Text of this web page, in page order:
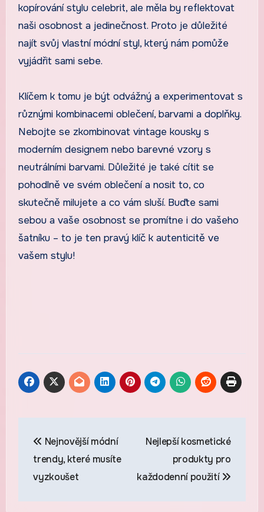
kopírování stylu celebrit, ale měla by reflektovat
naši osobnost a jedinečnost. Proto je důležité
najít svůj vlastní módní styl, který nám pomůže
vyjádřit sami sebe.
Klíčem k tomu je být odvážný a experimentovat s
různými kombinacemi oblečení, barvami a doplňky.
Nebojte se zkombinovat vintage kousky s
moderním designem nebo barevné vzory s
neutrálními barvami. Důležité je také cítit se
pohodlně ve svém oblečení a nosit to, co
skutečně milujete a co vám sluší. Buďte sami
sebou a vaše osobnost se promítne i do vašeho
šatníku – to je ten pravý klíč k autenticitě ve
vašem stylu!
pro
příspěvek
Nejnovější módní
trendy, které musíte
vyzkoušet
Nejlepší kosmetické
produkty pro
každodenní použití